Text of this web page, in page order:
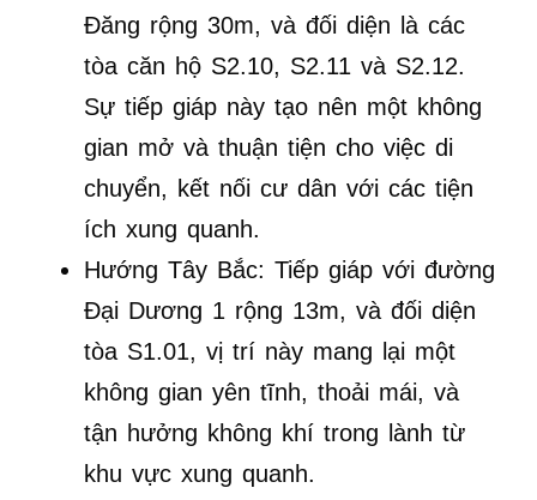
Đăng rộng 30m, và đối diện là các
tòa căn hộ S2.10, S2.11 và S2.12.
Sự tiếp giáp này tạo nên một không
gian mở và thuận tiện cho việc di
chuyển, kết nối cư dân với các tiện
ích xung quanh.
Hướng Tây Bắc: Tiếp giáp với đường
Đại Dương 1 rộng 13m, và đối diện
tòa S1.01, vị trí này mang lại một
không gian yên tĩnh, thoải mái, và
tận hưởng không khí trong lành từ
khu vực xung quanh.